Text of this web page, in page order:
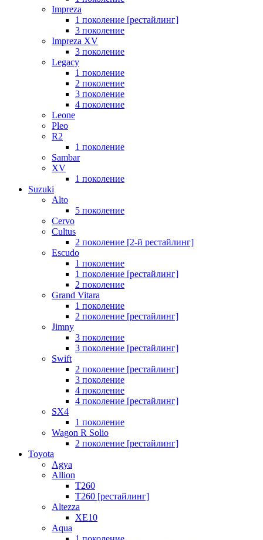
Impreza
1 поколение [рестайлинг]
3 поколение
Impreza XV
3 поколение
Legacy
1 поколение
2 поколение
3 поколение
4 поколение
Leone
Pleo
R2
1 поколение
Sambar
XV
1 поколение
Suzuki
Alto
5 поколение
Cervo
Cultus
2 поколение [2-й рестайлинг]
Escudo
1 поколение
1 поколение [рестайлинг]
2 поколение
Grand Vitara
1 поколение
2 поколение [рестайлинг]
Jimny
3 поколение
3 поколение [рестайлинг]
Swift
2 поколение [рестайлинг]
3 поколение
4 поколение
4 поколение [рестайлинг]
SX4
1 поколение
Wagon R Solio
2 поколение [рестайлинг]
Toyota
Agya
Allion
T260
T260 [рестайлинг]
Altezza
XE10
Aqua